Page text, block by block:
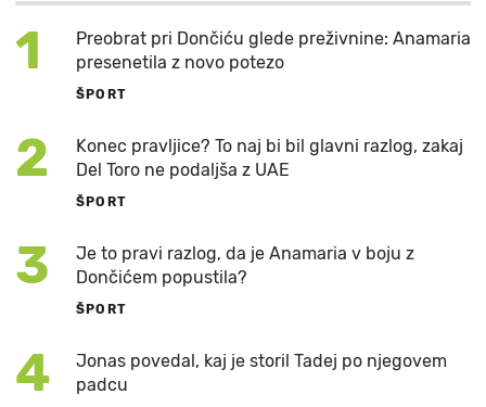
1
Preobrat pri Dončiću glede preživnine: Anamaria
presenetila z novo potezo
ŠPORT
2
Konec pravljice? To naj bi bil glavni razlog, zakaj
Del Toro ne podaljša z UAE
ŠPORT
3
Je to pravi razlog, da je Anamaria v boju z
Dončićem popustila?
ŠPORT
4
Jonas povedal, kaj je storil Tadej po njegovem
padcu